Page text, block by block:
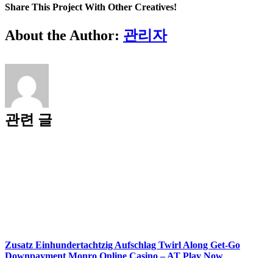
Share This Project With Other Creatives!
Facebook
X
Pinterest
이
메
About the Author: 관리자
관련 글
Zusatz Einhundertachtzig Aufschlag Twirl Along Get-Go